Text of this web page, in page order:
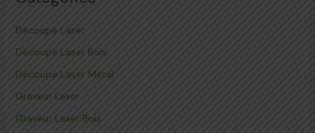
Découpe Laser
Découpe Laser Bois
Découpe Laser Métal
Graveur Laser
Graveur Laser Bois